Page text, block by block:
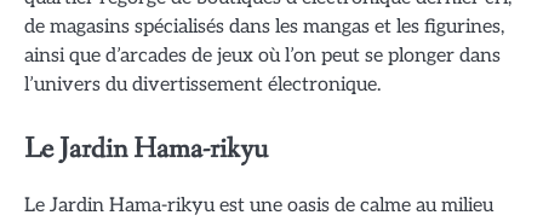
de magasins spécialisés dans les mangas et les figurines,
ainsi que d’arcades de jeux où l’on peut se plonger dans
l’univers du divertissement électronique.
Le Jardin Hama-rikyu
Le Jardin Hama-rikyu est une oasis de calme au milieu